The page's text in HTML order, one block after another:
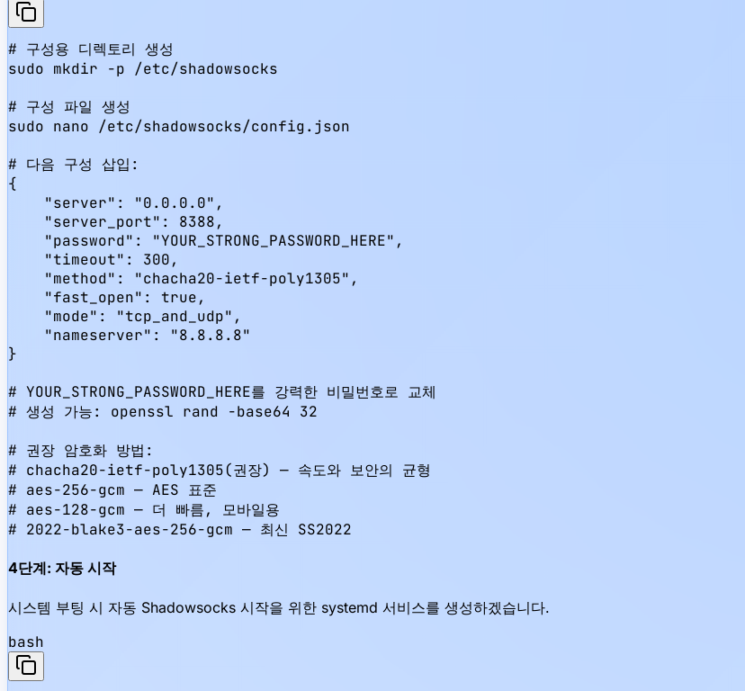
# 구성용 디렉토리 생성
sudo mkdir -p /etc/shadowsocks
# 구성 파일 생성
sudo nano /etc/shadowsocks/config.json
# 다음 구성 삽입:
{
    "server": "0.0.0.0",
    "server_port": 8388,
    "password": "YOUR_STRONG_PASSWORD_HERE",
    "timeout": 300,
    "method": "chacha20-ietf-poly1305",
    "fast_open": true,
    "mode": "tcp_and_udp",
    "nameserver": "8.8.8.8"
}
# YOUR_STRONG_PASSWORD_HERE를 강력한 비밀번호로 교체
# 생성 가능: openssl rand -base64 32
# 권장 암호화 방법:
# chacha20-ietf-poly1305(권장) — 속도와 보안의 균형
# aes-256-gcm — AES 표준
# aes-128-gcm — 더 빠름, 모바일용
# 2022-blake3-aes-256-gcm — 최신 SS2022
4단계: 자동 시작
시스템 부팅 시 자동 Shadowsocks 시작을 위한 systemd 서비스를 생성하겠습니다.
bash